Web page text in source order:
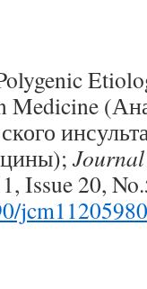
Medicine
Issue 20,
jcm11205980